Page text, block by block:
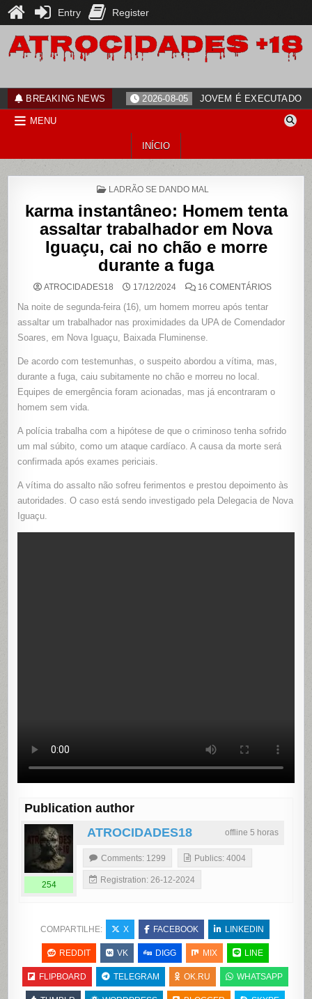
content
BREAKING NEWS 2026-08-05 JOVEM É EXECUTADO
MENU
INÍCIO
POSTED
LADRÃO SE DANDO MAL
karma instantâneo: Homem tenta
assaltar trabalhador em Nova
Iguaçu, cai no chão e morre
durante a fuga
ATROCIDADES18 17/12/2024 16 COMENTÁRIOSEM
TENTA
IGUAÇU,
E
FUGA
Na noite de segunda-feira (16), um homem morreu após tentar
assaltar um trabalhador nas proximidades da UPA de Comendador
Soares, em Nova Iguaçu, Baixada Fluminense.
De acordo com testemunhas, o suspeito abordou a vítima, mas,
durante a fuga, caiu subitamente no chão e morreu no local.
Equipes de emergência foram acionadas, mas já encontraram o
homem sem vida.
A polícia trabalha com a hipótese de que o criminoso tenha sofrido
um mal súbito, como um ataque cardíaco. A causa da morte será
confirmada após exames periciais.
A vítima do assalto não sofreu ferimentos e prestou depoimento às
autoridades. O caso está sendo investigado pela Delegacia de Nova
Iguaçu.
Publication author
offline 5 horas
ATROCIDADES18
254
Comments: 1299 Publics: 4004
Registration: 26-12-2024
COMPARTILHE: X FACEBOOK LINKEDIN
REDDIT VK DIGG MIX LINE
FLIPBOARD TELEGRAM OK.RU WHATSAPP
Entry Register